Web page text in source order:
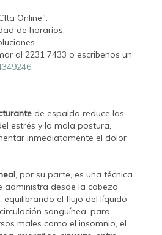
Online".
de horarios.
al 2231 7433 o escribenos un
de espalda reduce las
estrés y la mala postura,
inmediatamente el dolor
, por su parte, es una técnica
administra desde la cabeza
equilibrando el flujo del líquido
sanguínea, para
males como el insomnio, el